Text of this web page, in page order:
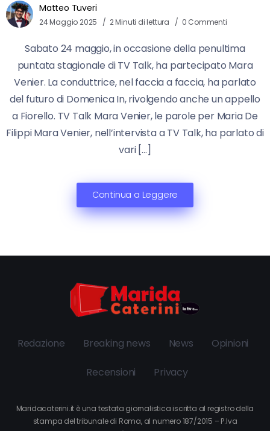
Matteo Tuveri
24 Maggio 2025 2 Minuti di lettura 0 Commenti
Sabato 24 maggio, in occasione della penultima
puntata stagionale di TV Talk, ha partecipato Mara
Venier. La conduttrice, nel faccia a faccia, ha parlato
del futuro di Domenica In, rivolgendo anche un appello
a Fiorello. TV Talk Mara Venier, le parole per Maria De
Filippi Mara Venier, nell’intervista a TV Talk, ha parlato di
vari […]
Continua a Leggere
Redazione Breaking news News Opinioni
Recensioni Privacy
Maridacaterini.it è una testata giornalistica iscritta al registro della
stampa del tribunale di Roma, al numero 187/2015 – P.Iva